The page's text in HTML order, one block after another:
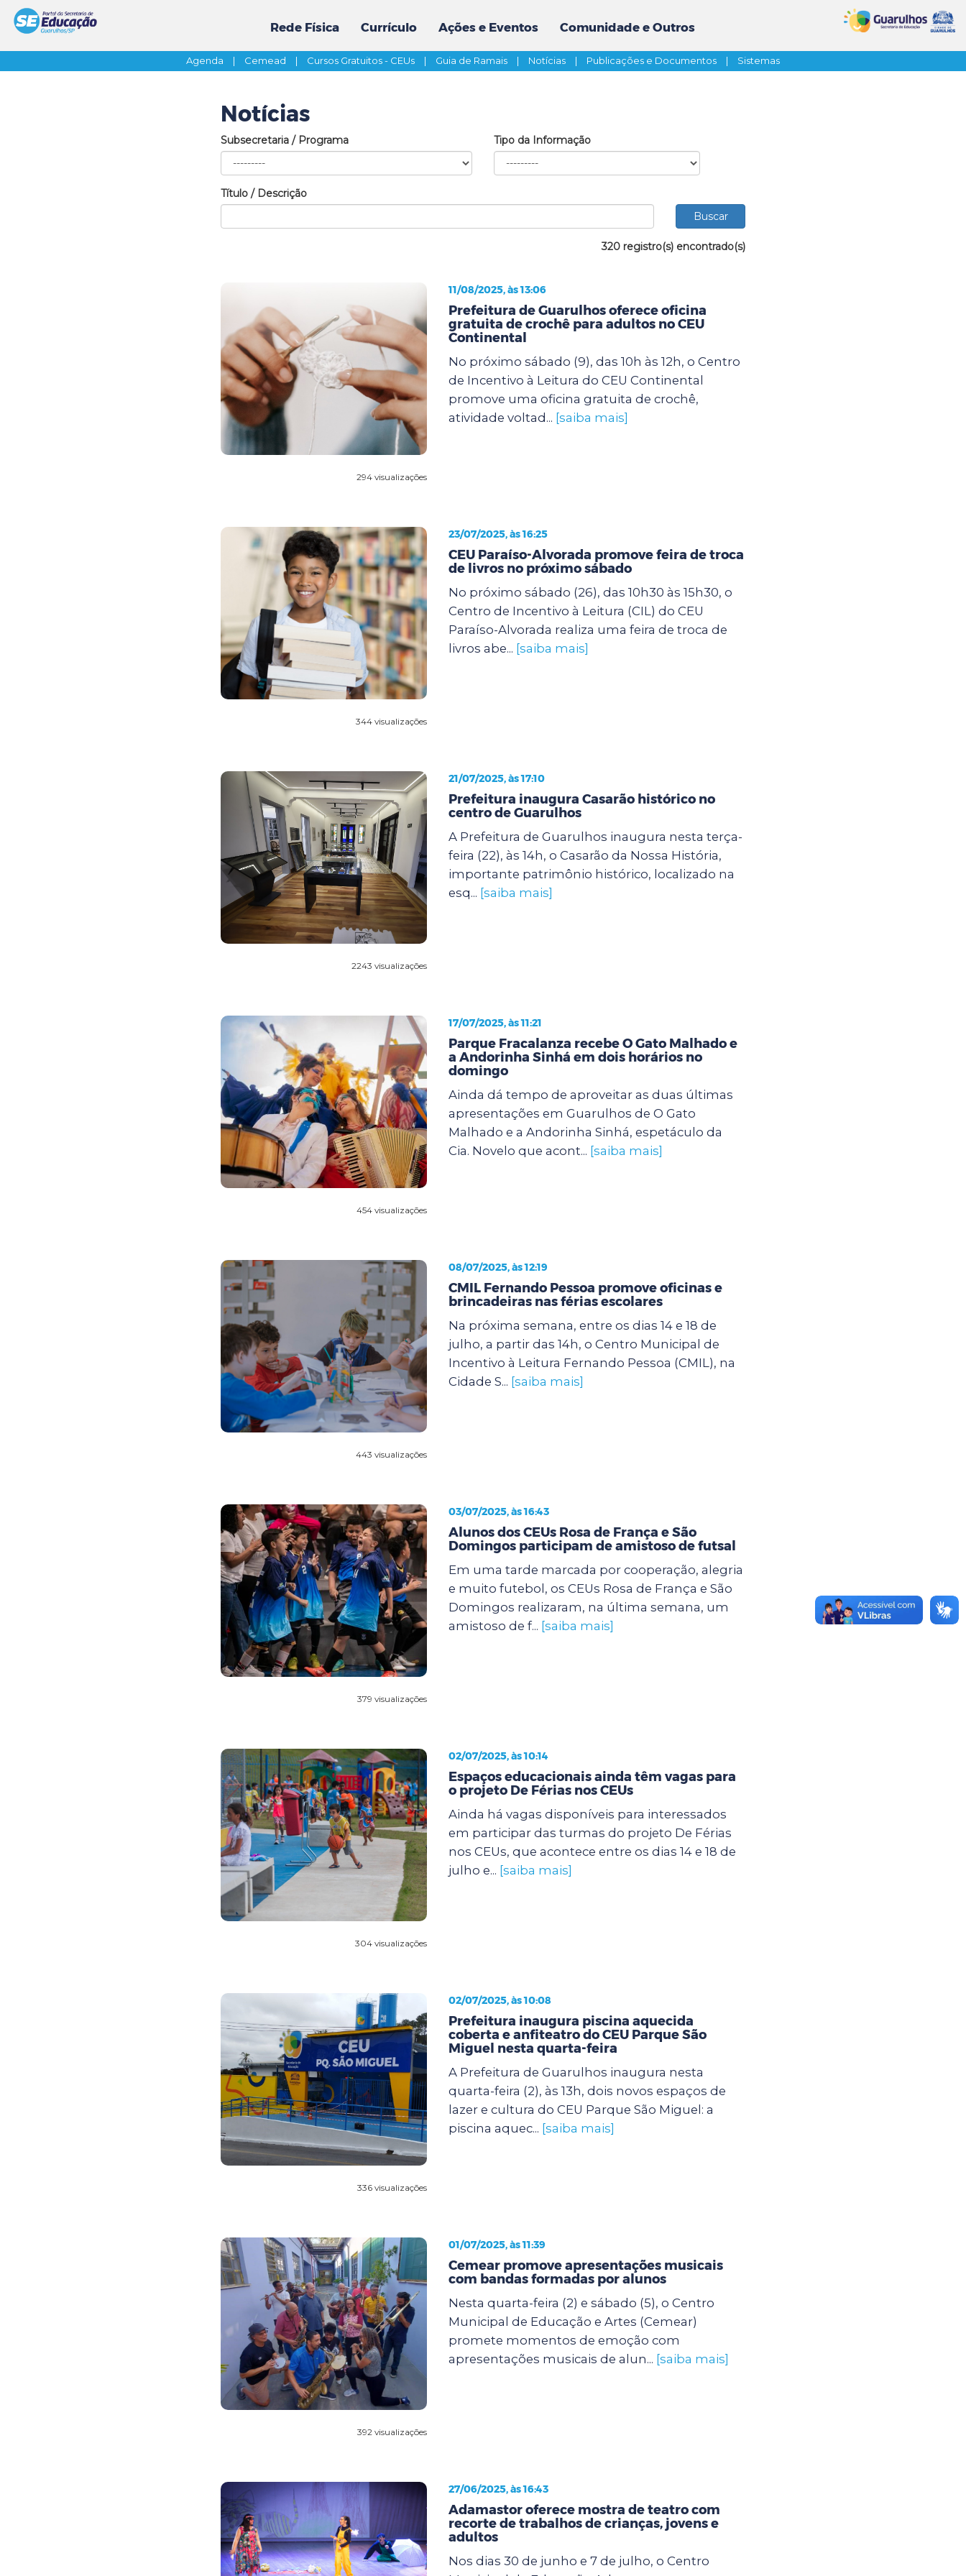
Rede Física Currículo Ações e Eventos Comunidade e Outros
Agenda | Cemead | Cursos Gratuitos - CEUs | Guia de Ramais | Notícias | Publicações e Documentos | Sistemas
Notícias
Subsecretaria / Programa Tipo da Informação
Título / Descrição
320 registro(s) encontrado(s)
294 visualizações
11/08/2025, às 13:06
Prefeitura de Guarulhos oferece oficina
gratuita de crochê para adultos no CEU
Continental
No próximo sábado (9), das 10h às 12h, o Centro
de Incentivo à Leitura do CEU Continental
promove uma oficina gratuita de crochê,
atividade voltad... [saiba mais]
344 visualizações
23/07/2025, às 16:25
CEU Paraíso-Alvorada promove feira de troca
de livros no próximo sábado
No próximo sábado (26), das 10h30 às 15h30, o
Centro de Incentivo à Leitura (CIL) do CEU
Paraíso-Alvorada realiza uma feira de troca de
livros abe... [saiba mais]
2243 visualizações
21/07/2025, às 17:10
Prefeitura inaugura Casarão histórico no
centro de Guarulhos
A Prefeitura de Guarulhos inaugura nesta terça-
feira (22), às 14h, o Casarão da Nossa História,
importante patrimônio histórico, localizado na
esq... [saiba mais]
454 visualizações
17/07/2025, às 11:21
Parque Fracalanza recebe O Gato Malhado e
a Andorinha Sinhá em dois horários no
domingo
Ainda dá tempo de aproveitar as duas últimas
apresentações em Guarulhos de O Gato
Malhado e a Andorinha Sinhá, espetáculo da
Cia. Novelo que acont... [saiba mais]
443 visualizações
08/07/2025, às 12:19
CMIL Fernando Pessoa promove oficinas e
brincadeiras nas férias escolares
Na próxima semana, entre os dias 14 e 18 de
julho, a partir das 14h, o Centro Municipal de
Incentivo à Leitura Fernando Pessoa (CMIL), na
Cidade S... [saiba mais]
379 visualizações
03/07/2025, às 16:43
Alunos dos CEUs Rosa de França e São
Domingos participam de amistoso de futsal
Em uma tarde marcada por cooperação, alegria
e muito futebol, os CEUs Rosa de França e São
Domingos realizaram, na última semana, um
amistoso de f... [saiba mais]
304 visualizações
02/07/2025, às 10:14
Espaços educacionais ainda têm vagas para
o projeto De Férias nos CEUs
Ainda há vagas disponíveis para interessados
em participar das turmas do projeto De Férias
nos CEUs, que acontece entre os dias 14 e 18 de
julho e... [saiba mais]
336 visualizações
02/07/2025, às 10:08
Prefeitura inaugura piscina aquecida
coberta e anfiteatro do CEU Parque São
Miguel nesta quarta-feira
A Prefeitura de Guarulhos inaugura nesta
quarta-feira (2), às 13h, dois novos espaços de
lazer e cultura do CEU Parque São Miguel: a
piscina aquec... [saiba mais]
392 visualizações
01/07/2025, às 11:39
Cemear promove apresentações musicais
com bandas formadas por alunos
Nesta quarta-feira (2) e sábado (5), o Centro
Municipal de Educação e Artes (Cemear)
promete momentos de emoção com
apresentações musicais de alun... [saiba mais]
27/06/2025, às 16:43
Adamastor oferece mostra de teatro com
recorte de trabalhos de crianças, jovens e
adultos
Nos dias 30 de junho e 7 de julho, o Centro